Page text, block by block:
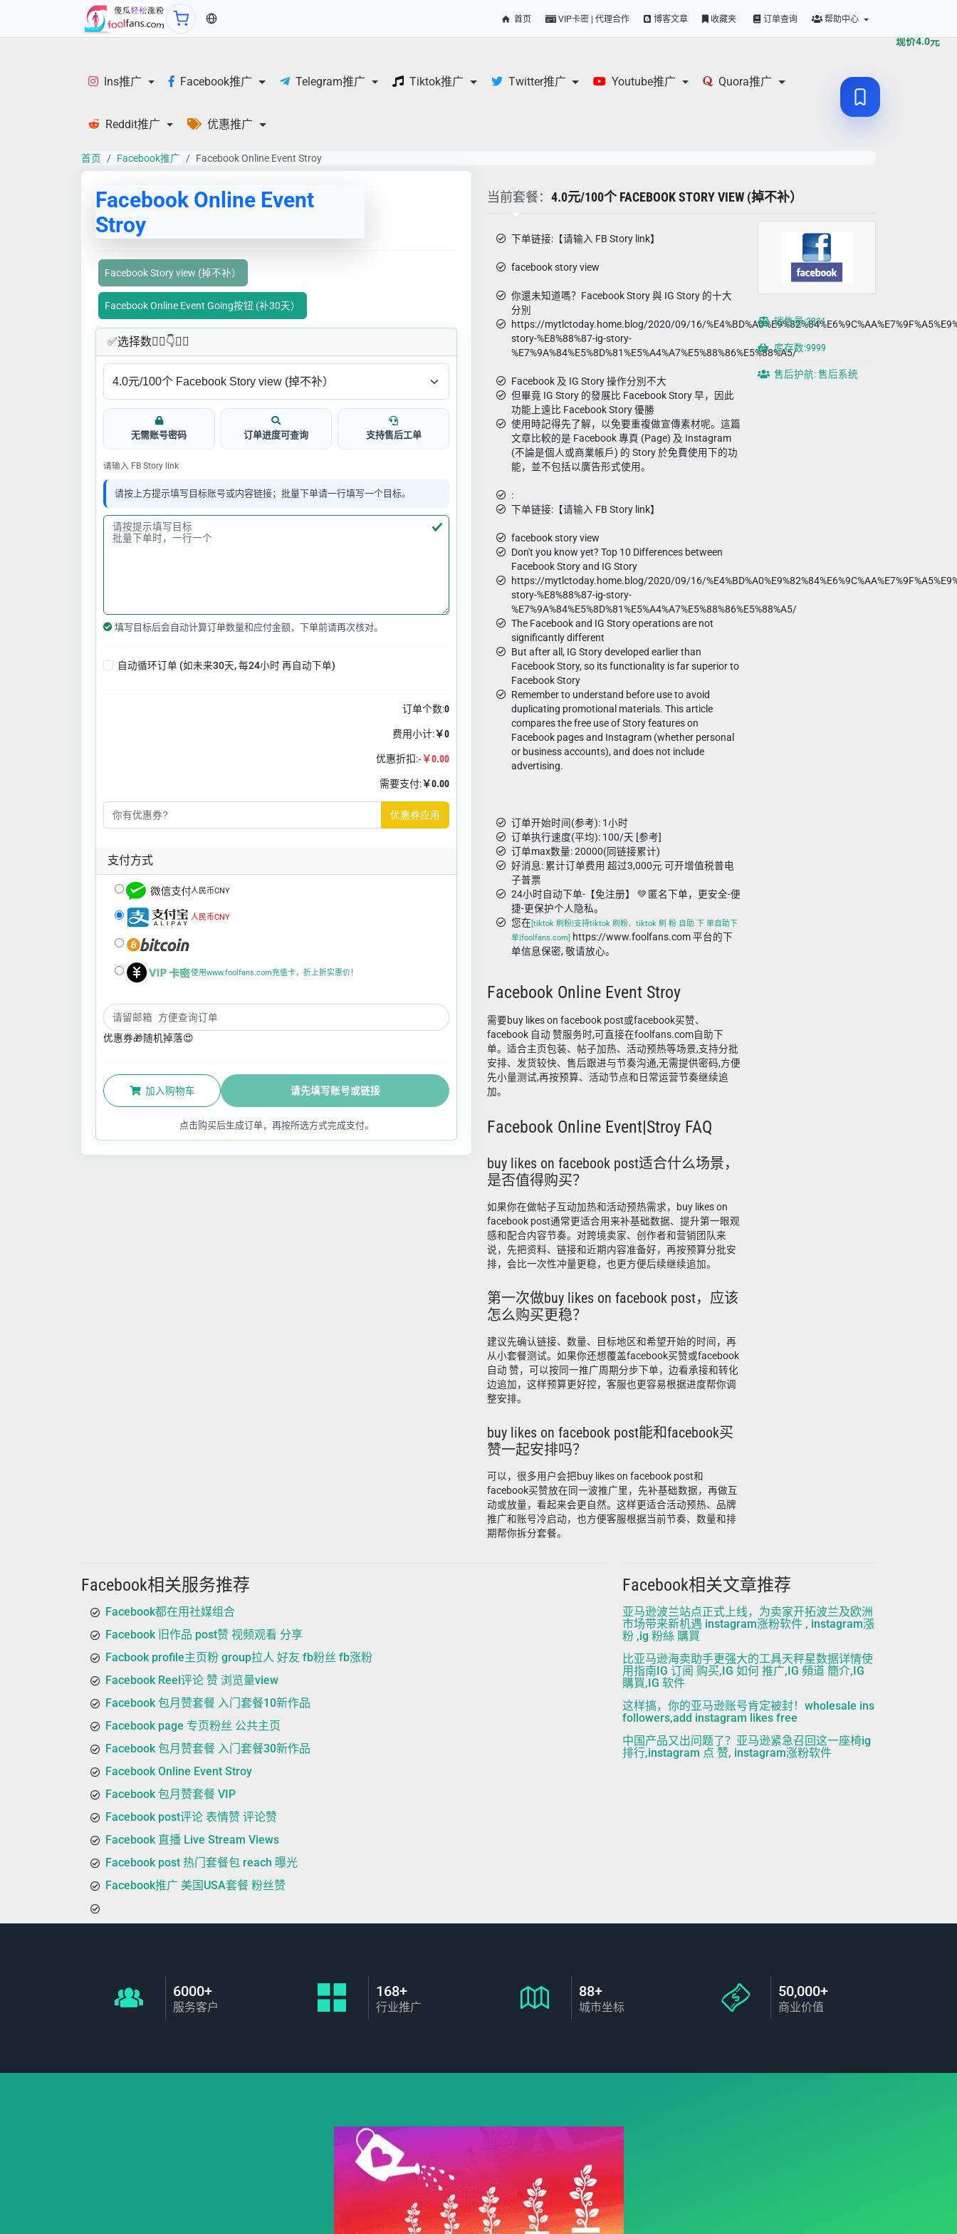
当前语言：中文 首页 VIP卡密 | 代理合作 博客文章 收藏夹 订单查询 帮助中心
Ins推广 Facebook推广 Telegram推广 Tiktok推广 Twitter推广 Youtube推广 Quora推广
Reddit推广 优惠推广
首页 Facebook推广 Facebook Online Event Stroy
Facebook Online Event
Stroy
Facebook Story view (掉不补）
Facebook Online Event Going按钮 (补30天）
✅​选择数👇🏻​​👇👇🏻​​
无需账号密码 订单进度可查询 支持售后工单
请输入 FB Story link
请按上方提示填写目标账号或内容链接；批量下单请一行填写一个目标。
填写目标后会自动计算订单数量和应付金额，下单前请再次核对。
自动循环订单 (如未来30天, 每24小时 再自动下单)
订单个数:0
费用小计:￥0
优惠折扣:-￥0.00
需要支付:￥0.00
优惠券应用
支付方式
人民币CNY
人民币CNY
使用www.foolfans.com充值卡，折上折实惠价！
优惠券🎁随机掉落😍
加入购物车 请先填写账号或链接
点击购买后生成订单，再按所选方式完成支付。
现价4.0元
当前套餐： 4.0元/100个 FACEBOOK STORY VIEW (掉不补）
下单链接:【请输入 FB Story link】
facebook story view
你還未知道嗎？Facebook Story 與 IG Story 的十大
分別
https://mytlctoday.home.blog/2020/09/16/
story-%E8%88%87-ig-story-
%E7%9A%84%E5%8D%81%E5%A4%A7%E5%88%86%E5%88%A5/
Facebook 及 IG Story 操作分別不大
但畢竟 IG Story 的發展比 Facebook Story 早，因此
功能上遠比 Facebook Story 優勝
使用時記得先了解，以免要重複做宣傳素材呢。這篇
文章比較的是 Facebook 專頁 (Page) 及 Instagram
(不論是個人或商業帳戶) 的 Story 於免費使用下的功
能，並不包括以廣告形式使用。
:
下单链接:【请输入 FB Story link】
facebook story view
Don't you know yet? Top 10 Differences between
Facebook Story and IG Story
https://mytlctoday.home.blog/2020/09/16/
story-%E8%88%87-ig-story-
%E7%9A%84%E5%8D%81%E5%A4%A7%E5%88%86%E5%88%A5/
The Facebook and IG Story operations are not
significantly different
But after all, IG Story developed earlier than
Facebook Story, so its functionality is far superior to
Facebook Story
Remember to understand before use to avoid
duplicating promotional materials. This article
compares the free use of Story features on
Facebook pages and Instagram (whether personal
or business accounts), and does not include
advertising.
订单开始时间(参考): 1小时
订单执行速度(平均): 100/天 [参考]
订单max数量: 20000(同链接累计)
好消息: 累计订单费用 超过3,000元 可开增值税普电
子普票
24小时自动下单-【免注册】 💚 匿名下单，更安全-便
捷-更保护个人隐私。
您在[tiktok 刷粉|支持tiktok 刷粉、tiktok 刷 粉 自助 下 单自助下
单|foolfans.com] https://www.foolfans.com 平台的下
单信息保密, 敬请放心。
Facebook Online Event Stroy
需要buy likes on facebook post或facebook买赞、
facebook 自动 赞服务时,可直接在foolfans.com自助下
单。适合主页包装、帖子加热、活动预热等场景,支持分批
安排、发货较快、售后跟进与节奏沟通,无需提供密码,方便
先小量测试,再按预算、活动节点和日常运营节奏继续追
加。
Facebook Online Event|Stroy FAQ
buy likes on facebook post适合什么场景，
是否值得购买？
如果你在做帖子互动加热和活动预热需求，buy likes on
facebook post通常更适合用来补基础数据、提升第一眼观
感和配合内容节奏。对跨境卖家、创作者和营销团队来
说，先把资料、链接和近期内容准备好，再按预算分批安
排，会比一次性冲量更稳，也更方便后续继续追加。
第一次做buy likes on facebook post，应该
怎么购买更稳？
建议先确认链接、数量、目标地区和希望开始的时间，再
从小套餐测试。如果你还想覆盖facebook买赞或facebook
自动 赞，可以按同一推广周期分步下单，边看承接和转化
边追加，这样预算更好控，客服也更容易根据进度帮你调
整安排。
buy likes on facebook post能和facebook买
赞一起安排吗？
可以，很多用户会把buy likes on facebook post和
facebook买赞放在同一波推广里，先补基础数据，再做互
动或放量，看起来会更自然。这样更适合活动预热、品牌
推广和账号冷启动，也方便客服根据当前节奏、数量和排
期帮你拆分套餐。
销售量:2331
库存数:9999
售后护航: 售后系统
Facebook相关服务推荐
Facebook都在用社媒组合
Facebook 旧作品 post赞 视频观看 分享
Facbook profile主页粉 group拉人 好友 fb粉丝 fb涨粉
Facebook Reel评论 赞 浏览量view
Facebook 包月赞套餐 入门套餐10新作品
Facebook page 专页粉丝 公共主页
Facebook 包月赞套餐 入门套餐30新作品
Facebook Online Event Stroy
Facebook 包月赞套餐 VIP
Facebook post评论 表情赞 评论赞
Facebook 直播 Live Stream Views
Facebook post 热门套餐包 reach 曝光
Facebook推广 美国USA套餐 粉丝赞
Facebook相关文章推荐
亚马逊波兰站点正式上线，为卖家开拓波兰及欧洲
市场带来新机遇 instagram涨粉软件 , instagram漲
粉 ,ig 粉絲 購買
比亚马逊海卖助手更强大的工具天秤星数据详情使
用指南IG 订阅 购买,IG 如何 推广,IG 頻道 簡介,IG
購買,IG 软件
这样搞，你的亚马逊账号肯定被封！wholesale ins
followers,add instagram likes free
中国产品又出问题了？亚马逊紧急召回这一座椅ig
排行,instagram 点 赞, instagram涨粉软件
6000+
服务客户
168+
行业推广
88+
城市坐标
50,000+
商业价值